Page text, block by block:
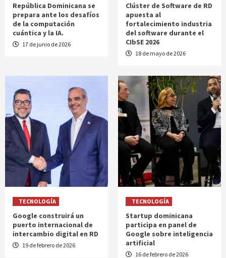
República Dominicana se
prepara ante los desafíos
de la computación
cuántica y la IA.
17 de junio de 2026
Clúster de Software de RD
apuesta al
fortalecimiento industria
del software durante el
CIbSE 2026
18 de mayo de 2026
TECNOLOGÍA
Google construirá un
puerto internacional de
intercambio digital en RD
19 de febrero de 2026
TECNOLOGÍA
Startup dominicana
participa en panel de
Google sobre inteligencia
artificial
16 de febrero de 2026